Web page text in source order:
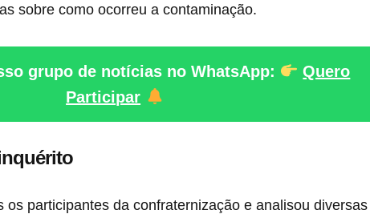
sobre como ocorreu a contaminação.
grupo de notícias no WhatsApp:
Quero
Participar
os participantes da confraternização e analisou diversas